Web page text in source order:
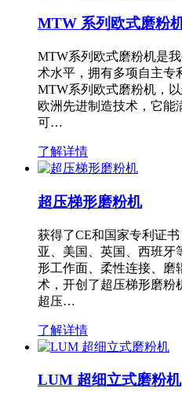
MTW 系列欧式磨粉
MTW系列欧式磨粉机是
术水平，拥有多项自主
MTW系列欧式磨粉机，
欧洲先进制造技术，它能
可…
了解详情
超压梯形磨粉机
获得了CE和国家专利证
亚、美国、英国、西班牙
形工作面、柔性连接、磨
术，开创了超压梯形磨粉
超压…
了解详情
LUM 超细立式磨粉机